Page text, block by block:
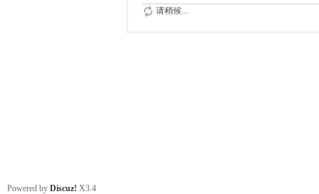
请稍候...
Powered by Discuz! X3.4